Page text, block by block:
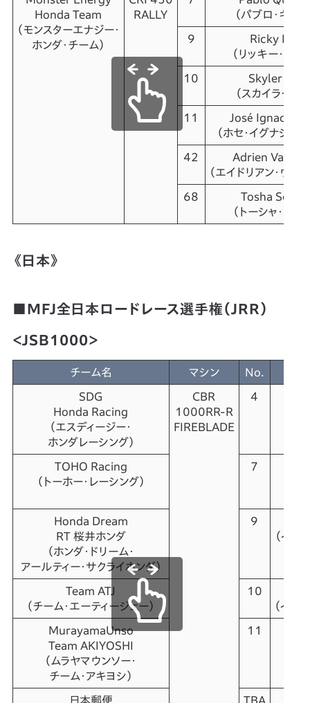
Honda Team
（モンスターエナジー・
ホンダ・チーム）
RALLY
（パブロ・キン
9
Ricky
（リッキー・ブラ
10
Skyler
（スカイラー・ハ
11
José Ignacio
（ホセ･イグナシオ･
42
Adrien Van
（エイドリアン・ヴァ
68
Tosha
（トーシャ・シャ
《日本》
■MFJ全日本ロードレース選手権（JRR）
＜JSB1000＞
チーム名 マシン No.
SDG
Honda Racing
（エスディージー・
ホンダレーシング）
CBR
1000RR-R
FIREBLADE
4
TOHO Racing
（トーホー・レーシング）
7
Honda Dream
RT 桜井ホンダ
（ホンダ・ドリーム・
アールティー・サクライホンダ）
9
（イト
Team ATJ
（チーム・エーティージェー）
10
（イワ
MurayamaUnso
Team AKIYOSHI
（ムラヤマウンソー・
チーム・アキヨシ）
11
日本郵便
TBA